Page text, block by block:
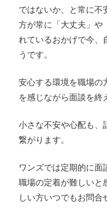
ではないか、と常に不
方が常に「大丈夫」や
れているおかげで今、
うです。
安心する環境を職場の
を感じながら面談を終
小さな不安や心配も、
繋がります。
ワンズでは定期的に面
職場の定着が難しいと
しい方いつでもお問合